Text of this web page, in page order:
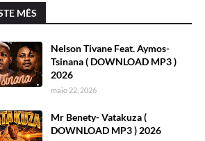
MÊS
Nelson Tivane Feat. Aymos-
Tsinana ( DOWNLOAD MP3 )
2026
maio 22, 2026
Mr Benety- Vatakuza (
DOWNLOAD MP3 ) 2026